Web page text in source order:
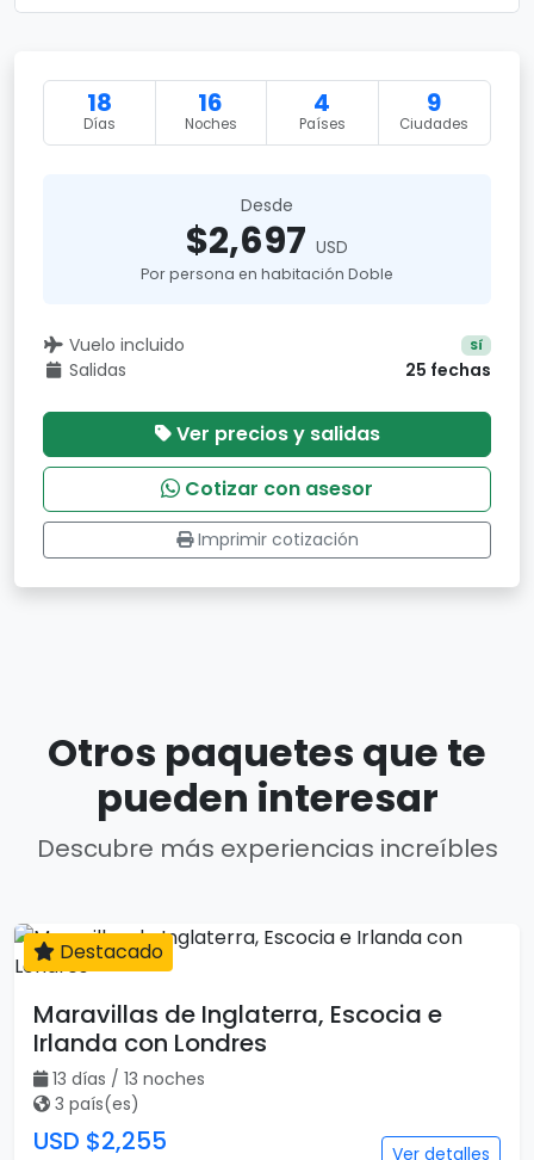
18
Días
16
Noches
4
Países
9
Ciudades
Desde
$2,697 USD
Por persona en habitación Doble
Vuelo incluido Sí
Salidas 25 fechas
Ver precios y salidas
Cotizar con asesor
Imprimir cotización
Otros paquetes que te
pueden interesar
Descubre más experiencias increíbles
13 días
Destacado